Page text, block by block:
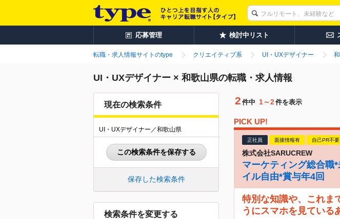
応募管理 検討中リスト
転職・求人情報サイトのtype クリエイティブ系 UI・UXデザイナー
UI・UXデザイナー × 和歌山県の転職・求人情報
現在の検索条件
UI・UXデザイナー／和歌山県
この検索条件を保存する
保存した検索条件
検索条件を変更する
2 件中 1～2件を表示
PICK UP!
正社員 面接情報有 自己PR不要
株式会社SARUCREW
マーケティング総合職
イル自由*賞与年4回
特別な知識や、これま
うにスマホを見ている